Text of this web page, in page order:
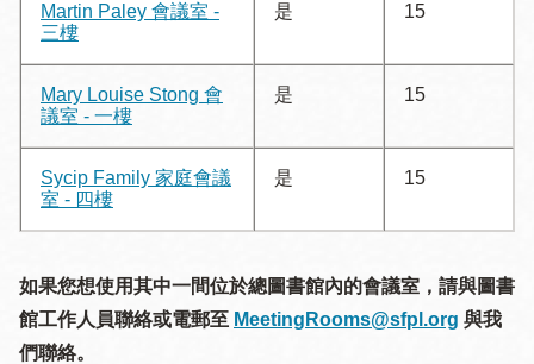
Martin Paley 會議室 -
三樓
是 15
Mary Louise Stong 會
議室 - 一樓
是 15
Sycip Family 家庭會議
室 - 四樓
是 15
如果您想使用其中一間位於總圖書館內的會議室，請與圖書
館工作人員聯絡或電郵至 MeetingRooms@sfpl.org 與我
們聯絡。